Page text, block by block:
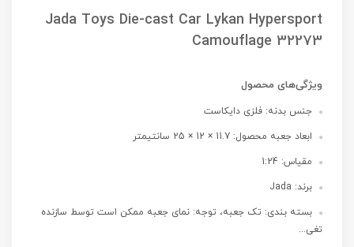
Jada Toys Die-cast Car Lykan Hypersport
Camouflage 32273
ویژگی‌های محصول
جنس بدنه: فلزی دایکاست
ابعاد جعبه محصول: 11.7 × 12 × 25 سانتیمتر
مقیاس: 1:24
برند: Jada
بسته بندی: تک جعبه، توجه: نمای جعبه ممکن است توسط سازنده
تغی...